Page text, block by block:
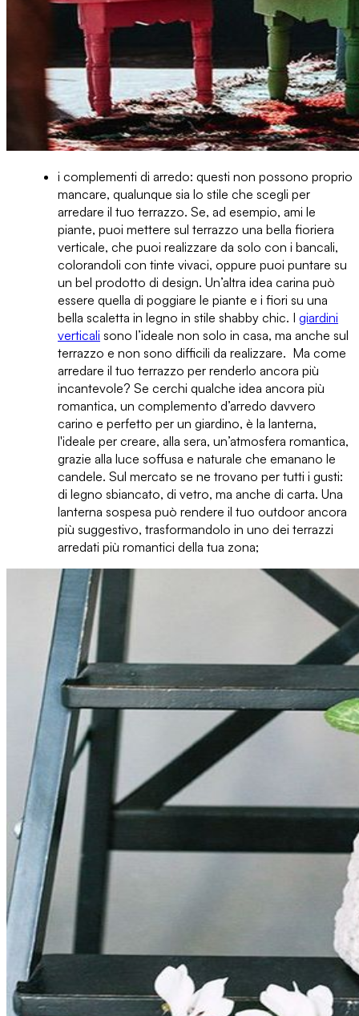
i complementi di arredo: questi non possono proprio
mancare, qualunque sia lo stile che scegli per
arredare il tuo terrazzo. Se, ad esempio, ami le
piante, puoi mettere sul terrazzo una bella fioriera
verticale, che puoi realizzare da solo con i bancali,
colorandoli con tinte vivaci, oppure puoi puntare su
un bel prodotto di design. Un’altra idea carina può
essere quella di poggiare le piante e i fiori su una
bella scaletta in legno in stile shabby chic. I giardini
verticali sono l’ideale non solo in casa, ma anche sul
terrazzo e non sono difficili da realizzare. Ma come
arredare il tuo terrazzo per renderlo ancora più
incantevole? Se cerchi qualche idea ancora più
romantica, un complemento d’arredo davvero
carino e perfetto per un giardino, è la lanterna,
l'ideale per creare, alla sera, un’atmosfera romantica,
grazie alla luce soffusa e naturale che emanano le
candele. Sul mercato se ne trovano per tutti i gusti:
di legno sbiancato, di vetro, ma anche di carta. Una
lanterna sospesa può rendere il tuo outdoor ancora
più suggestivo, trasformandolo in uno dei terrazzi
arredati più romantici della tua zona;